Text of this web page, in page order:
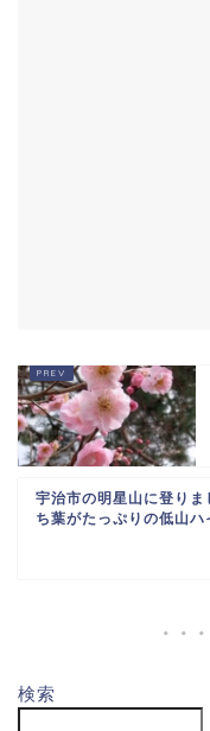
宇治市の明星山に登りま
ち葉がたっぷりの低山ハ
検索